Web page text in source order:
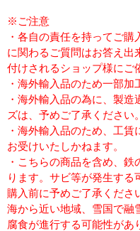
※ご注意
・各自の責任を持ってご
に関わるご質問はお答え出
付けされるショップ様にご
・海外輸入品のため一部加
・海外輸入品の為に、製
ズは、予めご了承ください。
・海外輸入品のため、工
お受けいたしかねます。
・こちらの商品を含め、
ります。サビ等が発生す
購入前に予めご了承くださ
海から近い地域、雪国で融
腐食が進行する可能性があ